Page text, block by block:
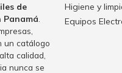
de
Panamá
un catálogo
calidad,
nunca se
Higiene y
Equipos